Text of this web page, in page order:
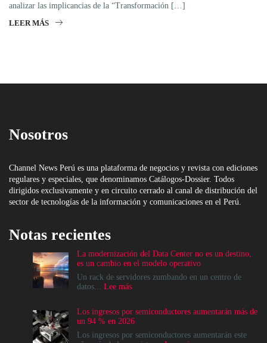
analizar las implicancias de la “Transformación […]
LEER MÁS
Nosotros
Channel News Perú es una plataforma de negocios y revista con ediciones
regulares y especiales, que denominamos Catálogos-Dossier. Todos
dirigidos exclusivamente y en circuito cerrado al canal de distribución del
sector de tecnologías de la información y comunicaciones en el Perú.
Notas recientes
La modernización del Data Center no es un destino,
es un cambio en el modelo operativo
Un rack de servidores zumbando en un centro de
datos... Lee más:
del
Data
Center
Los ingresos por semiconductores aumentarán más de
un 94 % en 2026
Los ingresos por semiconductores aumentarán este